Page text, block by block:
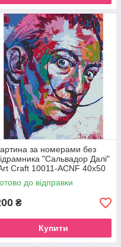
за номерами без
"Сальвадор Далі"
Craft 10011-ACNF 40х50
до відправки
₴
Купити